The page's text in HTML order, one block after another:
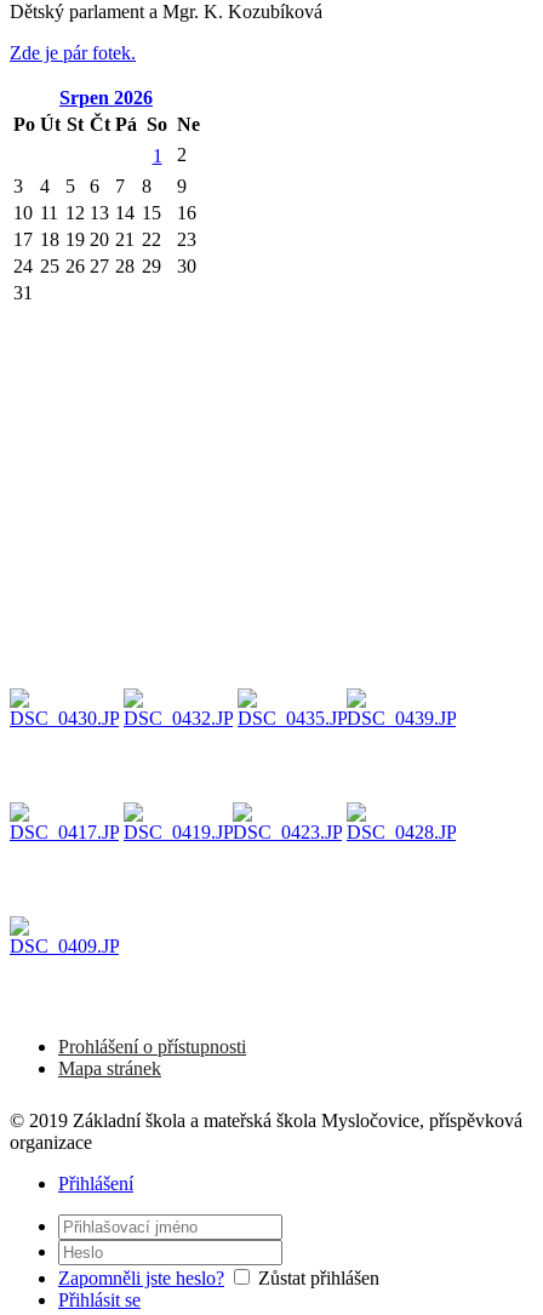
Dětský parlament a Mgr. K. Kozubíková
Zde je pár fotek.
Srpen 2026
Po Út St Čt Pá So Ne
1
2
3
4 5 6 7 8
9
10 11 12 13 14 15
16
17 18 19 20 21 22
23
24 25 26 27 28 29
30
31
Prohlášení o přístupnosti
Mapa stránek
© 2019 Základní škola a mateřská škola Mysločovice, příspěvková
organizace
Přihlášení
Zapomněli jste heslo?
Zůstat přihlášen
Přihlásit se